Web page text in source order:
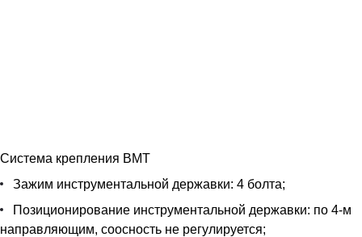
Система крепления BMT
Зажим инструментальной державки: 4 болта;
Позиционирование инструментальной державки: по 4-м
направляющим, соосность не регулируется;